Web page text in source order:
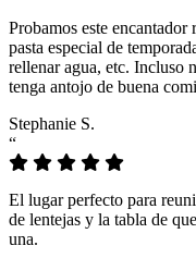
Probamos este
pasta especial de
rellenar agua, etc. Incluso
tenga antojo de buena
Stephanie S.
“
El lugar perfecto para
de lentejas y la tabla de
una.